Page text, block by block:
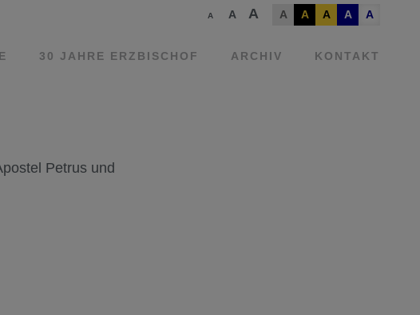
A A A A A A A A
30 JAHRE ERZBISCHOF ARCHIV KONTAKT
Petrus und